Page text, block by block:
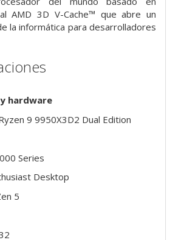
AMD 3D V-Cache™ que abre un
la informática para desarrolladores
hardware
9 9950X3D2 Dual Edition
Series
Desktop
5